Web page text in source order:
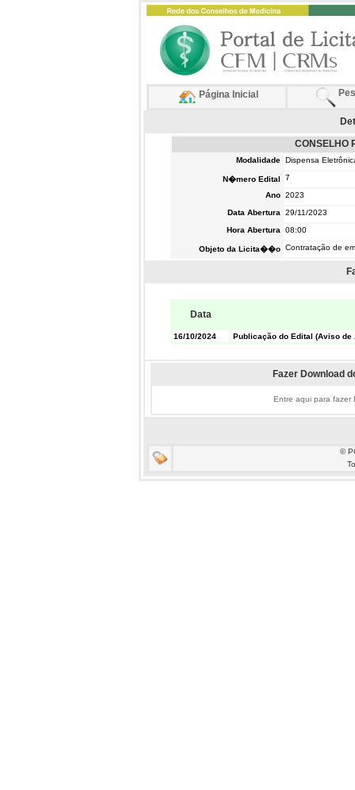
Página Inicial
CONSELHO
Modalidade Dispensa
N�mero Edital
7
Ano 2023
Data Abertura
29/11/2023
Hora Abertura
08:00
Objeto da Licita��o Contratação de
Data
16/10/2024 Publicação do Edital (Aviso de
Fazer Download
Entre aqui para fazer
©